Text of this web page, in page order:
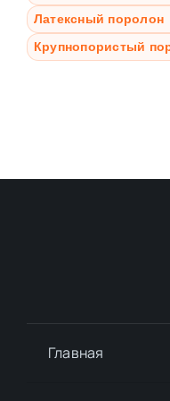
Латексный поролон
Крупнопористый
Главная